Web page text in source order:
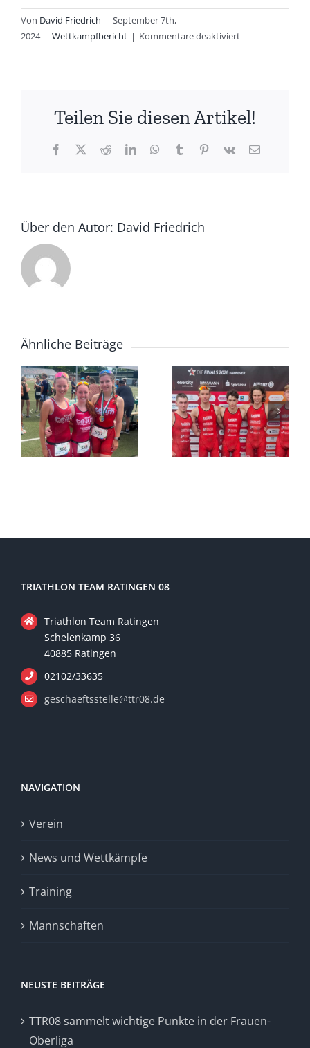
Von David Friedrich | September 7th,
2024 | Wettkampfbericht | Kommentare deaktiviertfür
Klassenerhalt
in
geschafft
Teilen Sie diesen Artikel!
Facebook
X RedditLinkedInWhatsApp
TumblrPinterest
Vk
E-
Über den Autor: David Friedrich
Ähnliche Beiträge
TRIATHLON TEAM RATINGEN 08
Triathlon Team Ratingen
Schelenkamp 36
40885 Ratingen
02102/33635
geschaeftsstelle@ttr08.de
NAVIGATION
Verein
News und Wettkämpfe
Training
Mannschaften
NEUSTE BEITRÄGE
TTR08 sammelt wichtige Punkte in der Frauen-
Oberliga